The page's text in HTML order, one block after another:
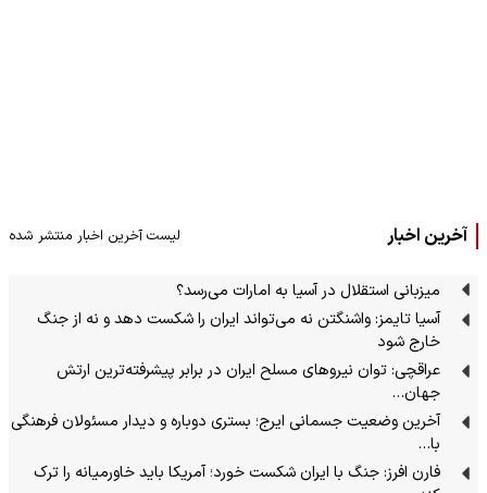
آخرین اخبار لیست آخرین اخبار منتشر شده
میزبانی استقلال در آسیا به امارات می‌رسد؟
آسیا تایمز: واشنگتن نه می‌تواند ایران را شکست دهد و نه از جنگ
خارج شود
عراقچی: توان نیروهای مسلح ایران در برابر پیشرفته‌ترین ارتش
جهان…
آخرین وضعیت جسمانی ایرج؛ بستری دوباره و دیدار مسئولان فرهنگی
با…
فارن افرز: جنگ با ایران شکست خورد؛ آمریکا باید خاورمیانه را ترک